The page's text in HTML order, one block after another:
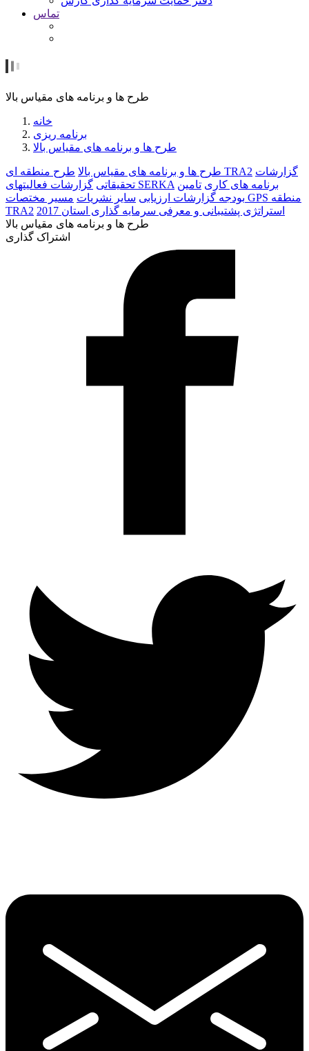
تماس
طرح ها و برنامه های مقیاس بالا
خانه
برنامه ریزی
طرح ها و برنامه های مقیاس بالا
طرح ها و برنامه های مقیاس بالا طرح منطقه ای TRA2 گزارشات
تحقیقاتی گزارشات فعالیتهای SERKA برنامه های کاری تامین
بودجه گزارشات ارزیابی سایر نشریات مسیر مختصات GPS منطقه
TRA2
استراتژی پشتیبانی و معرفی سرمایه گذاری استان 2017
طرح ها و برنامه های مقیاس بالا
اشتراک گذاری